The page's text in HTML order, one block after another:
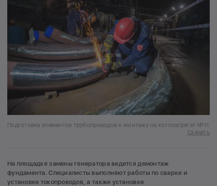
Подготовка элементов трубопроводов к монтажу на котлоагрегат №11
Скачать
На площадке замены генератора ведется демонтаж
фундамента. Специалисты выполняют работы по сварке и
установке токопроводов, а также установке